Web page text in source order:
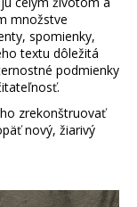
množstve
spomienky,
textu dôležitá
podmienky
sť.
zrekonštruovať
nový, žiarivý